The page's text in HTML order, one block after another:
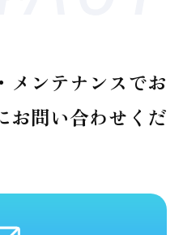
メンテナンスでお
お問い合わせくだ